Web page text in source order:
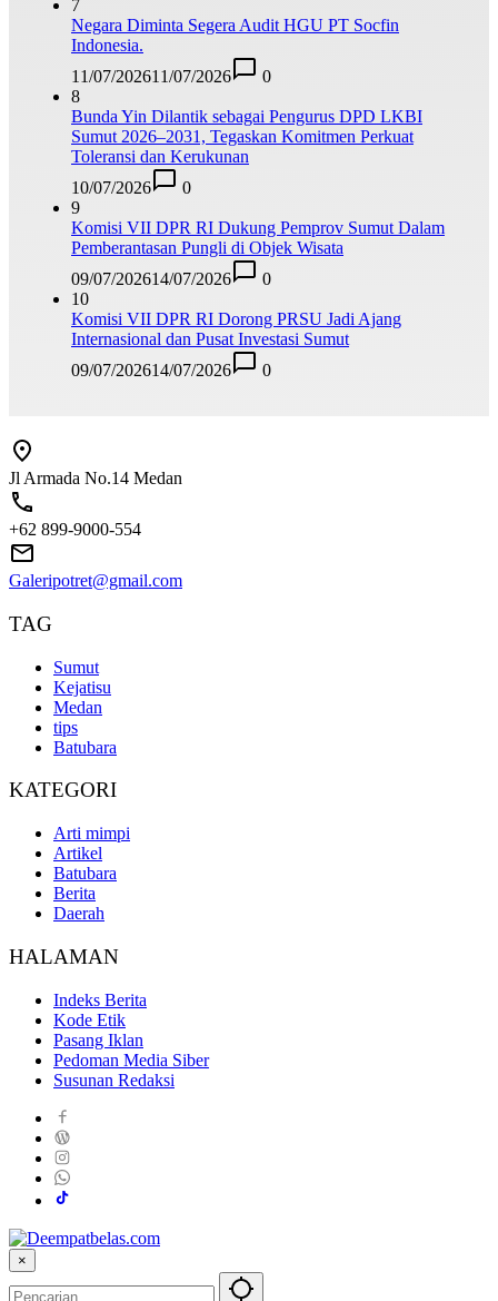
7
Negara Diminta Segera Audit HGU PT Socfin
Indonesia.
11/07/202611/07/2026
0
8
Bunda Yin Dilantik sebagai Pengurus DPD LKBI
Sumut 2026–2031, Tegaskan Komitmen Perkuat
Toleransi dan Kerukunan
10/07/2026
0
9
Komisi VII DPR RI Dukung Pemprov Sumut Dalam
Pemberantasan Pungli di Objek Wisata
09/07/202614/07/2026
0
10
Komisi VII DPR RI Dorong PRSU Jadi Ajang
Internasional dan Pusat Investasi Sumut
09/07/202614/07/2026 0
Jl Armada No.14 Medan
+62 899-9000-554
Galeripotret@gmail.com
TAG
Sumut
Kejatisu
Medan
tips
Batubara
KATEGORI
Arti mimpi
Artikel
Batubara
Berita
Daerah
HALAMAN
Indeks Berita
Kode Etik
Pasang Iklan
Pedoman Media Siber
Susunan Redaksi
×